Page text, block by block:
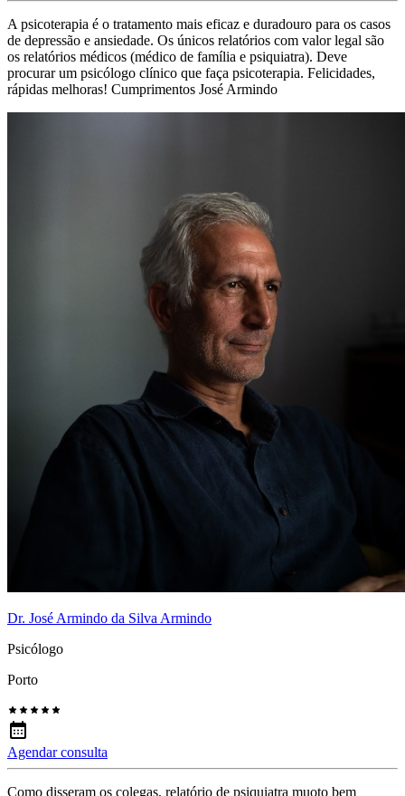
A psicoterapia é o tratamento mais eficaz e duradouro para os casos
de depressão e ansiedade. Os únicos relatórios com valor legal são
os relatórios médicos (médico de família e psiquiatra). Deve
procurar um psicólogo clínico que faça psicoterapia. Felicidades,
rápidas melhoras! Cumprimentos José Armindo
Dr. José Armindo da Silva Armindo
Psicólogo
Porto
Agendar consulta
Como disseram os colegas, relatório de psiquiatra muoto bem